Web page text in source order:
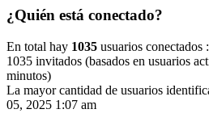
¿Quién está conectado?
En total hay 1035 usuarios conectados
1035 invitados (basados en usuarios
minutos)
La mayor cantidad de usuarios
05, 2025 1:07 am